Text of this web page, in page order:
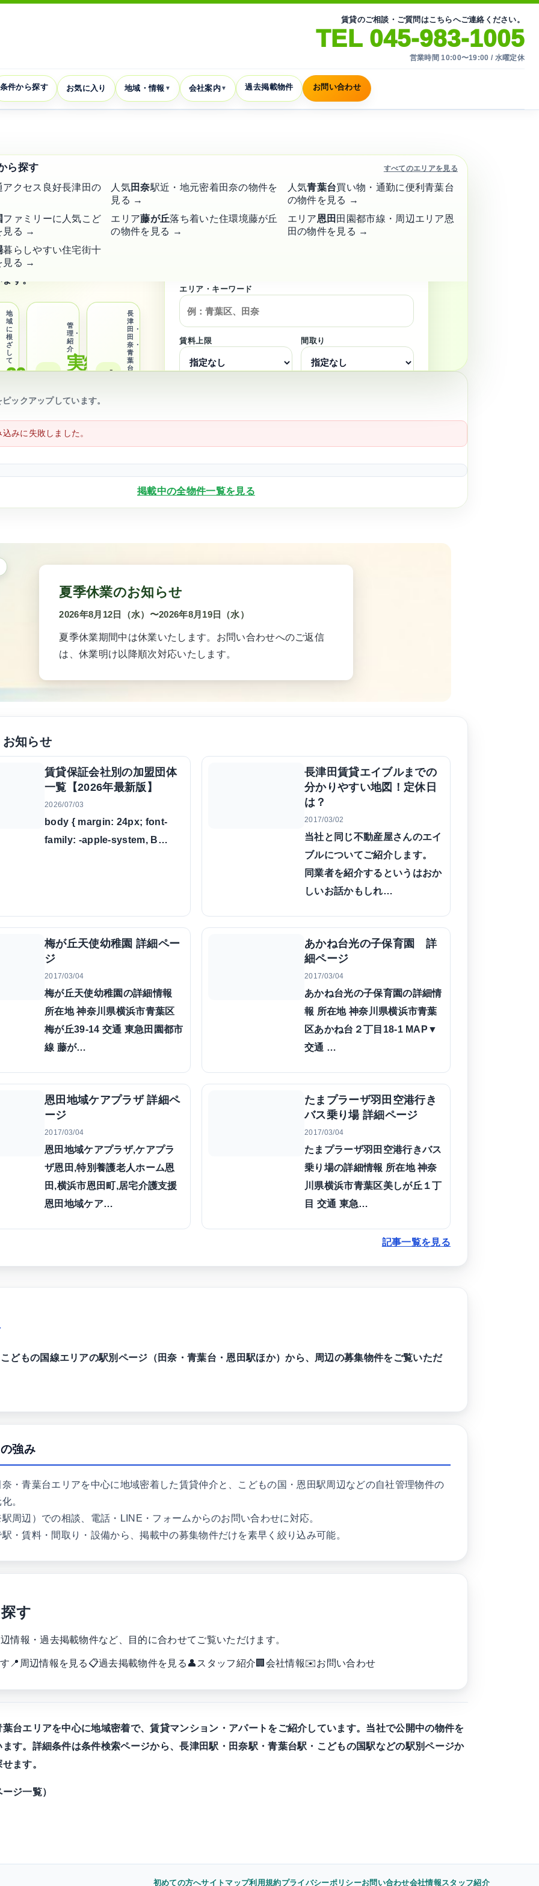
賃貸のご相談・ご質問はこちらへご連絡ください。
TEL 045-983-1005
営業時間 10:00〜19:00 / 水曜定休
条件から探す お気に入り 地域・情報 ▼ 会社案内▼ 過去掲載物件 お問い合わせ
の賃貸不動産
・長津田・こどもの
の賃貸物件
区・緑区周辺の賃貸物件を掲
す。
地
域
に
根
ざ
し
て
30
心
の
ポ
ー
ト
🤝
管
理・
紹
介
実績多数
サ
📍
長
津
田・
田
奈・
青
葉
台
ア
エリア・キーワード
賃料上限 間取り
ら探す すべてのエリアを見る
アクセス良好長津田の 人気田奈駅近・地元密着田奈の物件を
見る →
人気青葉台買い物・通勤に便利青葉台
の物件を見る →
ファミリーに人気こど
見る →
エリア藤が丘落ち着いた住環境藤が丘
の物件を見る →
エリア恩田 田園都市線・周辺エリア恩
田の物件を見る →
暮らしやすい住宅街十
見る →
ックアップしています。
みに失敗しました。
掲載中の全物件一覧を見る
夏季休業のお知らせ
2026年8月12日（水） 〜2026年8月19日（水）
夏季休業期間中は休業いたします。お問い合わせへのご返信
は、休業明け以降順次対応いたします。
知らせ
賃貸保証会社別の加盟団体
一覧【2026年最新版】
2026/07/03
body { margin: 24px; font-
family: -apple-system, B…
長津田賃貸エイブルまでの
分かりやすい地図！定休日
は？
2017/03/02
当社と同じ不動産屋さんのエイ
ブルについてご紹介します。
同業者を紹介するというはおか
しいお話かもしれ…
梅が丘天使幼稚園 詳細ペー
ジ
2017/03/04
梅が丘天使幼稚園の詳細情報
所在地 神奈川県横浜市青葉区
梅が丘39-14 交通 東急田園都市
線 藤が…
あかね台光の子保育園 詳
細ページ
2017/03/04
あかね台光の子保育園の詳細情
報 所在地 神奈川県横浜市青葉
区あかね台２丁目18-1 MAP▼
交通 …
恩田地域ケアプラザ 詳細ペ
ージ
2017/03/04
恩田地域ケアプラザ,ケアプラ
ザ恩田,特別養護老人ホーム恩
田,横浜市恩田町,居宅介護支援
恩田地域ケア…
たまプラーザ羽田空港行き
バス乗り場 詳細ページ
2017/03/04
たまプラーザ羽田空港行きバス
乗り場の詳細情報 所在地 神奈
川県横浜市青葉区美しが丘１丁
目 交通 東急…
記事一覧を見る
どもの国線エリアの駅別ページ（田奈・青葉台・恩田駅ほか）から、周辺の募集物件をご覧いただ
強み
・青葉台エリアを中心に地域密着した賃貸仲介と、こどもの国・恩田駅周辺などの自社管理物件の
。
周辺）での相談、電話・LINE・フォームからのお問い合わせに対応。
・賃料・間取り・設備から、掲載中の募集物件だけを素早く絞り込み可能。
す
情報・過去掲載物件など、目的に合わせてご覧いただけます。
📍 周辺情報を見る 📋過去掲載物件を見る 👤 スタッフ紹介 🏢 会社情報✉️お問い合わせ
台エリアを中心に地域密着で、賃貸マンション・アパートをご紹介しています。当社で公開中の物件を
す。詳細条件は条件検索ページから、長津田駅・田奈駅・青葉台駅・こどもの国駅などの駅別ページか
ます。
ジ一覧）
初めての方へサイトマップ利用規約プライバシーポリシーお問い合わせ会社情報 スタッフ紹介